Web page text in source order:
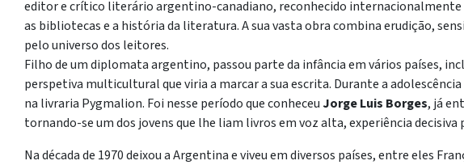
editor e crítico literário argentino-canadiano, reconhecido internacionalmente
as bibliotecas e a história da literatura. A sua vasta obra combina erudição,
pelo universo dos leitores.
Filho de um diplomata argentino, passou parte da infância em vários países,
perspetiva multicultural que viria a marcar a sua escrita. Durante a
na livraria Pygmalion. Foi nesse período que conheceu Jorge Luis Borges, já
tornando-se um dos jovens que lhe liam livros em voz alta, experiência
Na década de 1970 deixou a Argentina e viveu em diversos países, entre eles